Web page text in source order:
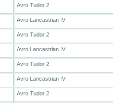
Avro Tudor 2
Avro Lancastrian IV
Avro Tudor 2
Avro Lancastrian IV
Avro Tudor 2
Avro Lancastrian IV
Avro Tudor 2